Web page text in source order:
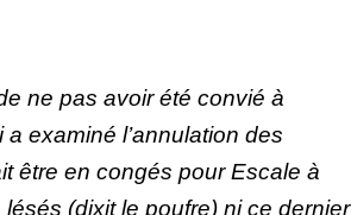
ne pas avoir été convié à
examiné l’annulation des
être en congés pour Escale à
(dixit le poufre) ni ce dernier